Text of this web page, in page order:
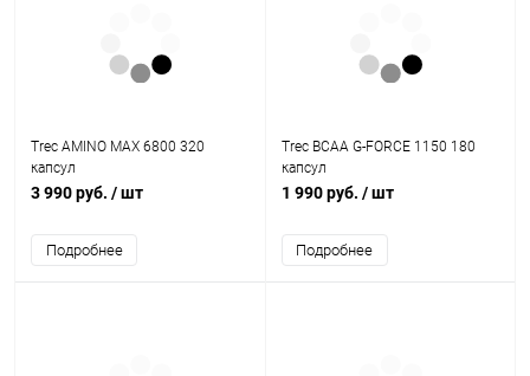
Trec AMINO MAX 6800 320
капсул
3 990 руб. / шт
Подробнее
Trec BCAA G-FORCE 1150 180
капсул
1 990 руб. / шт
Подробнее